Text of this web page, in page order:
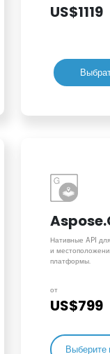
US$1119
Нативные API
и
платформы.
от
US$799